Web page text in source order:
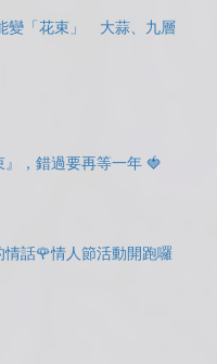
變「花束」 大蒜、九層
，錯過要再等一年 🍓
話🌹情人節活動開跑囉